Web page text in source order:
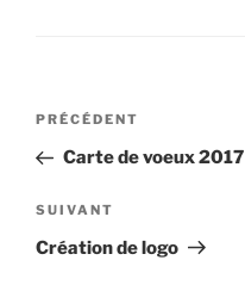
Navigation
l’article
Article
précédent
PRÉCÉDENT
Carte de voeux 2017
Article
suivant
SUIVANT
Création de logo